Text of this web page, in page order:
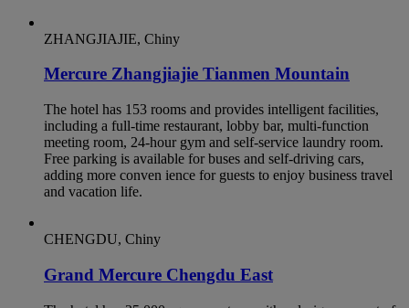
ZHANGJIAJIE, Chiny
Mercure Zhangjiajie Tianmen Mountain
The hotel has 153 rooms and provides intelligent facilities,
including a full-time restaurant, lobby bar, multi-function
meeting room, 24-hour gym and self-service laundry room.
Free parking is available for buses and self-driving cars,
adding more conven ience for guests to enjoy business travel
and vacation life.
CHENGDU, Chiny
Grand Mercure Chengdu East